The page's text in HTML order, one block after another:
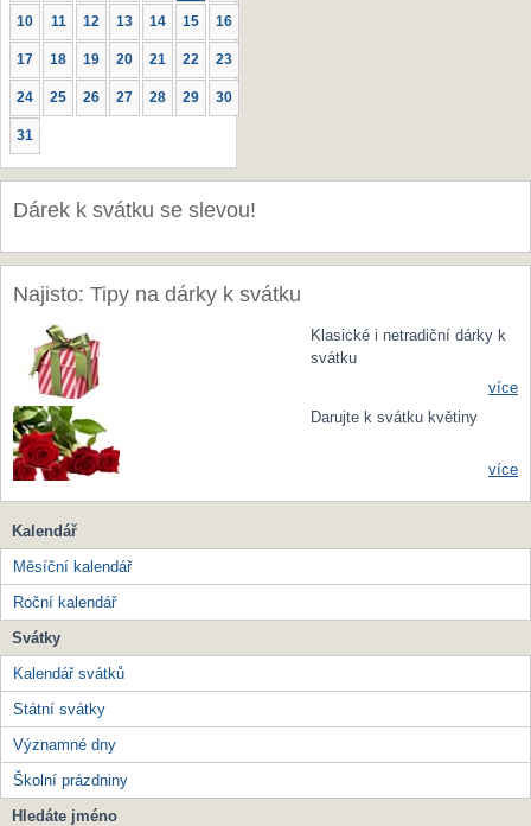
10 11 12 13 14 15 16
17 18 19 20 21 22 23
24 25 26 27 28 29 30
31
Dárek k svátku se slevou!
Najisto: Tipy na dárky k svátku
Klasické i netradiční dárky k
svátku
více
Darujte k svátku květiny
více
Kalendář
Měsíční kalendář
Roční kalendář
Svátky
Kalendář svátků
Státní svátky
Významné dny
Školní prázdniny
Hledáte jméno